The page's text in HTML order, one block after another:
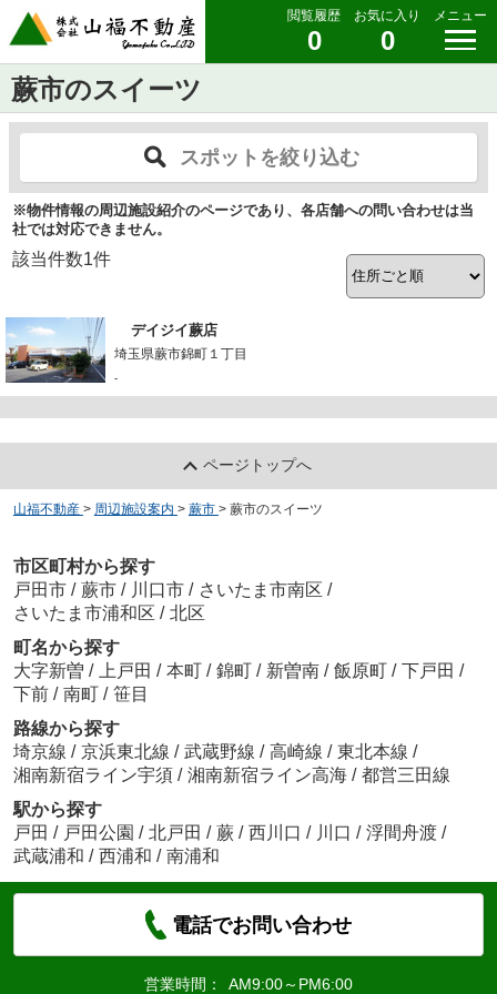
閲覧履歴
0
お気に入り
0
メニュー
蕨市のスイーツ
スポットを絞り込む
※物件情報の周辺施設紹介のページであり、各店舗への問い合わせは当
社では対応できません。
該当件数1件
デイジイ蕨店
埼玉県蕨市錦町１丁目
-
ページトップへ
山福不動産 > 周辺施設案内 > 蕨市 > 蕨市のスイーツ
市区町村から探す
戸田市 / 蕨市 / 川口市 / さいたま市南区 /
さいたま市浦和区 / 北区
町名から探す
大字新曽 / 上戸田 / 本町 / 錦町 / 新曽南 / 飯原町 / 下戸田 /
下前 / 南町 / 笹目
路線から探す
埼京線 / 京浜東北線 / 武蔵野線 / 高崎線 / 東北本線 /
湘南新宿ライン宇須 / 湘南新宿ライン高海 / 都営三田線
駅から探す
戸田 / 戸田公園 / 北戸田 / 蕨 / 西川口 / 川口 / 浮間舟渡 /
武蔵浦和 / 西浦和 / 南浦和
電話でお問い合わせ
営業時間： AM9:00～PM6:00